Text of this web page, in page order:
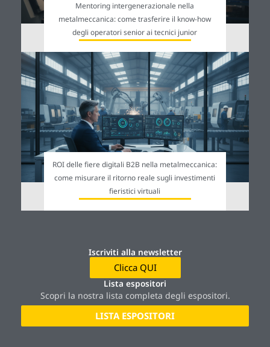
Mentoring intergenerazionale nella
metalmeccanica: come trasferire il know-how
degli operatori senior ai tecnici junior
ROI delle fiere digitali B2B nella metalmeccanica:
come misurare il ritorno reale sugli investimenti
fieristici virtuali
Iscriviti alla newsletter
Clicca QUI
Lista espositori
Scopri la nostra lista completa degli espositori.
LISTA ESPOSITORI